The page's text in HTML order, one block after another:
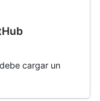
cargar un